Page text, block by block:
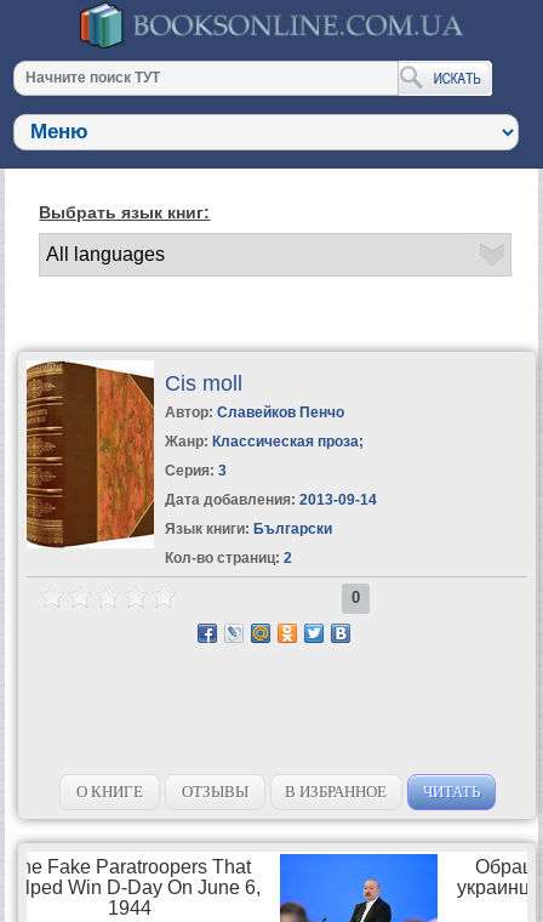
Выбрать язык книг:
Cis moll
Автор: Славейков Пенчо
Жанр: Классическая проза;
Серия: 3
Дата добавления: 2013-09-14
Язык книги: Български
Кол-во страниц: 2
0
О КНИГЕ ОТЗЫВЫ В ИЗБРАННОЕ ЧИТАТЬ